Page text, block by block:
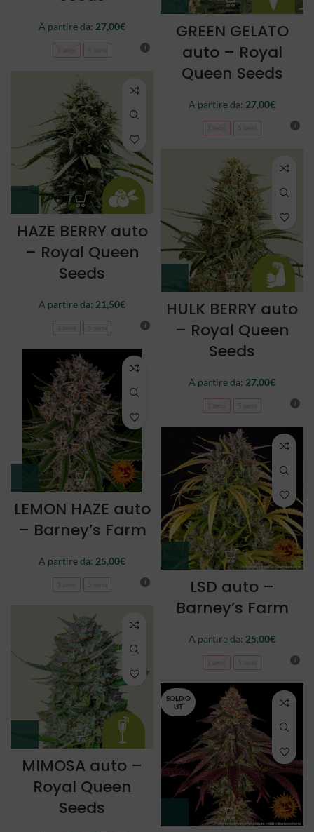
A partire da: 27,00€
3 semi
GREEN GELATO
auto – Royal
Queen Seeds
A partire da: 27,00€
3 semi
HAZE BERRY auto
– Royal Queen
Seeds
A partire da: 21,50€
HULK BERRY auto
– Royal Queen
Seeds
A partire da: 27,00€
3 semi
LEMON HAZE auto
– Barney’s Farm
A partire da: 25,00€
LSD auto –
Barney’s Farm
A partire da: 25,00€
3 semi
MIMOSA auto –
Royal Queen
Seeds
SOLD O
UT